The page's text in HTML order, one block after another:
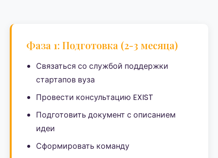
Фаза 1: Подготовка (2-3 месяца)
Связаться со службой поддержки
стартапов вуза
Провести консультацию EXIST
Подготовить документ с описанием
идеи
Сформировать команду